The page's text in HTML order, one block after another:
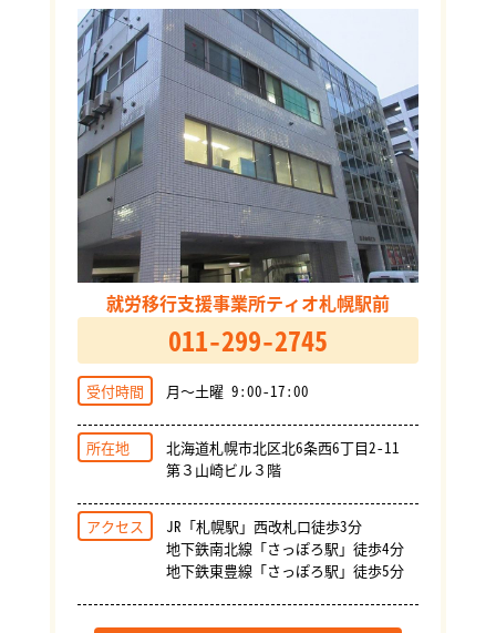
就労移行支援事業所ティオ札幌駅前
011-299-2745
受付時間 月～土曜 9:00-17:00
所在地
北海道札幌市北区北6条西6丁目2-11
第３山崎ビル３階
アクセス
JR「札幌駅」西改札口徒歩3分
地下鉄南北線「さっぽろ駅」徒歩4分
地下鉄東豊線「さっぽろ駅」徒歩5分